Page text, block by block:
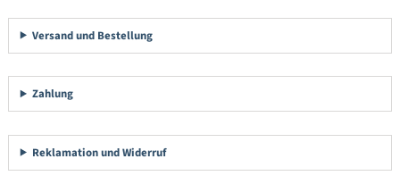
Versand und Bestellung
Zahlung
Reklamation und Widerruf